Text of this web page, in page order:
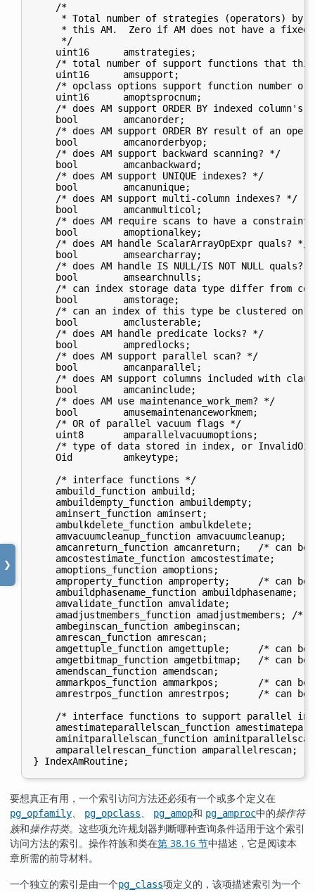
❯
    /*
* Total number of strategies (operators) by
* this AM.  Zero if AM does not have a fixed
     */
    uint16      amstrategies;
/* total number of support functions that
    uint16      amsupport;
/* opclass options support function number or
    uint16      amoptsprocnum;
/* does AM support ORDER BY indexed column's
    bool        amcanorder;
/* does AM support ORDER BY result of an
    bool        amcanorderbyop;
    /* does AM support backward scanning? */
    bool        amcanbackward;
    /* does AM support UNIQUE indexes? */
    bool        amcanunique;
    /* does AM support multi-column indexes? */
    bool        amcanmulticol;
/* does AM require scans to have a constraint
    bool        amoptionalkey;
    /* does AM handle ScalarArrayOpExpr quals? */
    bool        amsearcharray;
/* does AM handle IS NULL/IS NOT NULL quals?
    bool        amsearchnulls;
/* can index storage data type differ from
    bool        amstorage;
/* can an index of this type be clustered on?
    bool        amclusterable;
    /* does AM handle predicate locks? */
    bool        ampredlocks;
    /* does AM support parallel scan? */
    bool        amcanparallel;
/* does AM support columns included with
    bool        amcaninclude;
    /* does AM use maintenance_work_mem? */
    bool        amusemaintenanceworkmem;
    /* OR of parallel vacuum flags */
    uint8       amparallelvacuumoptions;
/* type of data stored in index, or
    Oid         amkeytype;
    /* interface functions */
    ambuild_function ambuild;
    ambuildempty_function ambuildempty;
    aminsert_function aminsert;
    ambulkdelete_function ambulkdelete;
    amvacuumcleanup_function amvacuumcleanup;
amcanreturn_function amcanreturn;   /* can be
    amcostestimate_function amcostestimate;
    amoptions_function amoptions;
amproperty_function amproperty;     /* can be
ambuildphasename_function ambuildphasename;
    amvalidate_function amvalidate;
amadjustmembers_function amadjustmembers; /*
    ambeginscan_function ambeginscan;
    amrescan_function amrescan;
amgettuple_function amgettuple;     /* can be
amgetbitmap_function amgetbitmap;   /* can be
    amendscan_function amendscan;
ammarkpos_function ammarkpos;       /* can be
amrestrpos_function amrestrpos;     /* can be
/* interface functions to support parallel
amestimateparallelscan_function
aminitparallelscan_function
amparallelrescan_function amparallelrescan;
要想真正有用，一个索引访问方法还必须有一个或多个定义在
pg_opfamily pg_opclass pg_amop和 pg_amproc中的操作符
族和操作符类。这些项允许规划器判断哪种查询条件适用于这个索引
访问方法的索引。操作符族和类在第 38.16 节中描述，它是阅读本
章所需的前导材料。
一个独立的索引是由一个pg_class项定义的，该项描述索引为一个